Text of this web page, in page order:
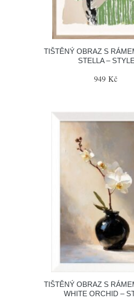
TIŠTĚNÝ OBRAZ S
STELLA –
949 Kč
TIŠTĚNÝ OBRAZ S
WHITE ORCHID –